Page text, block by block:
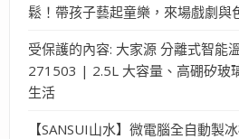
鬆！帶孩子藝起童樂，來場戲劇與
受保護的內容: 大家源 分離式智能
271503 | 2.5L 大容量、高硼矽玻
生活
【SANSUI山水】微電腦全自動製